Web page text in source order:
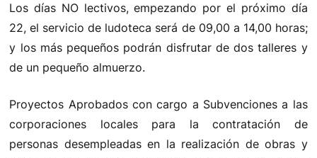
Los días NO lectivos, empezando por el próximo día
22, el servicio de ludoteca será de 09,00 a 14,00 horas;
y los más pequeños podrán disfrutar de dos talleres y
de un pequeño almuerzo.
Proyectos Aprobados con cargo a Subvenciones a las
corporaciones locales para la contratación de
personas desempleadas en la realización de obras y